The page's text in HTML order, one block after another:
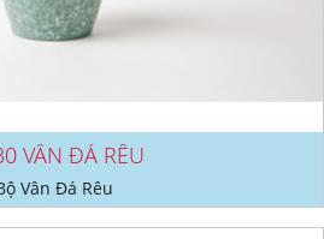
VÂN ĐÁ RÊU
Vân Đá Rêu